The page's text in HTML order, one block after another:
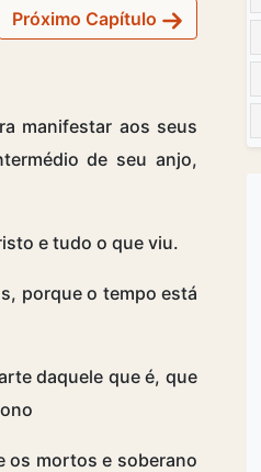
Próximo Capítulo
manifestar aos seus
de seu anjo,
e tudo o que viu.
porque o tempo está
daquele que é, que
os mortos e soberano